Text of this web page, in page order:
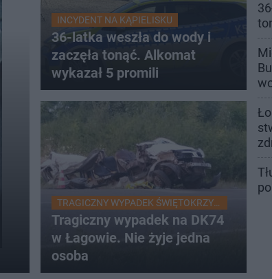
INCYDENT NA KĄPIELISKU
36-latka weszła do wody i
zaczęła tonąć. Alkomat
wykazał 5 promili
TRAGICZNY WYPADEK ŚWIĘTOKRZYSKIE
Tragiczny wypadek na DK74
w Łagowie. Nie żyje jedna
osoba